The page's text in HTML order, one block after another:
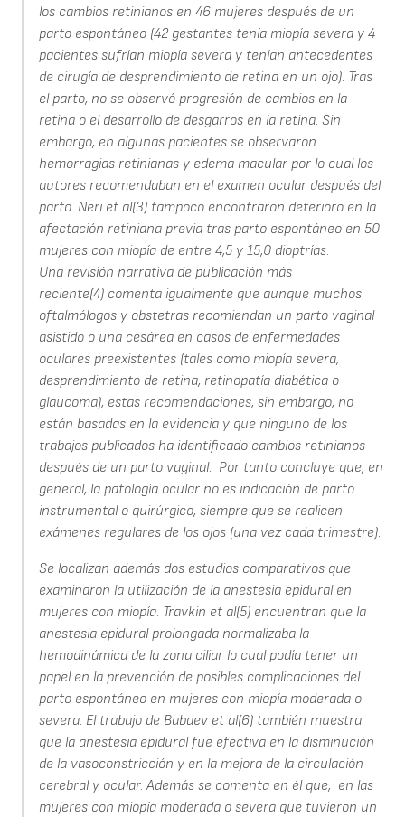
los cambios retinianos en 46 mujeres después de un
parto espontáneo (42 gestantes tenía miopía severa y 4
pacientes sufrían miopía severa y tenían antecedentes
de cirugía de desprendimiento de retina en un ojo). Tras
el parto, no se observó progresión de cambios en la
retina o el desarrollo de desgarros en la retina. Sin
embargo, en algunas pacientes se observaron
hemorragias retinianas y edema macular por lo cual los
autores recomendaban en el examen ocular después del
parto. Neri et al(3) tampoco encontraron deterioro en la
afectación retiniana previa tras parto espontáneo en 50
mujeres con miopía de entre 4,5 y 15,0 dioptrías.
Una revisión narrativa de publicación más
reciente(4) comenta igualmente que aunque muchos
oftalmólogos y obstetras recomiendan un parto vaginal
asistido o una cesárea en casos de enfermedades
oculares preexistentes (tales como miopía severa,
desprendimiento de retina, retinopatía diabética o
glaucoma), estas recomendaciones, sin embargo, no
están basadas en la evidencia y que ninguno de los
trabajos publicados ha identificado cambios retinianos
después de un parto vaginal. Por tanto concluye que, en
general, la patología ocular no es indicación de parto
instrumental o quirúrgico, siempre que se realicen
exámenes regulares de los ojos (una vez cada trimestre).
Se localizan además dos estudios comparativos que
examinaron la utilización de la anestesia epidural en
mujeres con miopía. Travkin et al(5) encuentran que la
anestesia epidural prolongada normalizaba la
hemodinámica de la zona ciliar lo cual podía tener un
papel en la prevención de posibles complicaciones del
parto espontáneo en mujeres con miopía moderada o
severa. El trabajo de Babaev et al(6) también muestra
que la anestesia epidural fue efectiva en la disminución
de la vasoconstricción y en la mejora de la circulación
cerebral y ocular. Además se comenta en él que, en las
mujeres con miopía moderada o severa que tuvieron un